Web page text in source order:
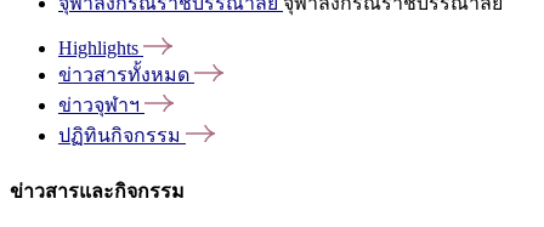
Highlights
ข่าวสารทั้งหมด
ข่าวจุฬาฯ
ปฏิทินกิจกรรม
ข่าวสารและกิจกรรม